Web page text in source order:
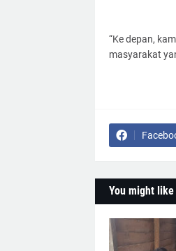
“Ke depan,
masyarakat
You might like